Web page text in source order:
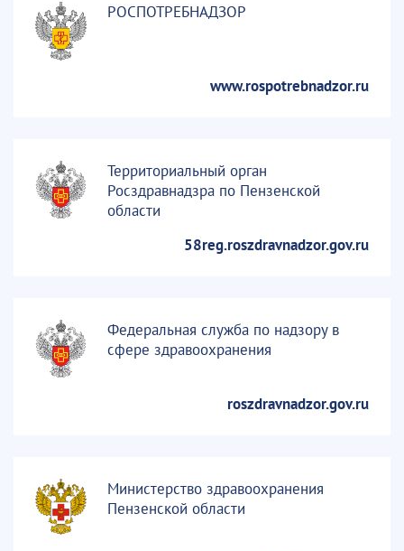
РОСПОТРЕБНАДЗОР
www.rospotrebnadzor.ru
Территориальный орган
Росздравнадзра по Пензенской
области
58reg.roszdravnadzor.gov.ru
Федеральная служба по надзору в
сфере здравоохранения
roszdravnadzor.gov.ru
Министерство здравоохранения
Пензенской области